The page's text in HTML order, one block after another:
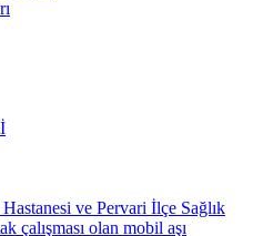
ve Pervari İlçe Sağlık
çalışması olan mobil aşı